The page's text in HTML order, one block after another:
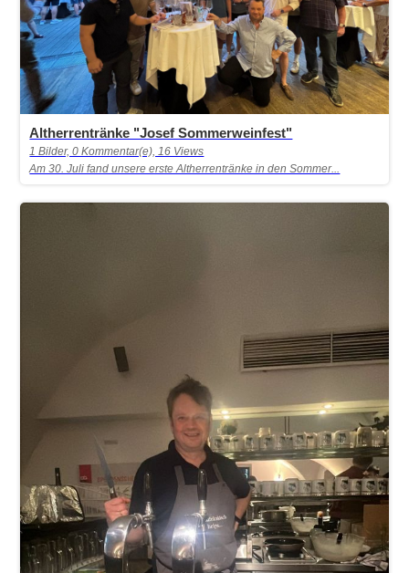
Altherrentränke "Josef Sommerweinfest"
1 Bilder, 0 Kommentar(e), 16 Views
Am 30. Juli fand unsere erste Altherrentränke in den Sommer...